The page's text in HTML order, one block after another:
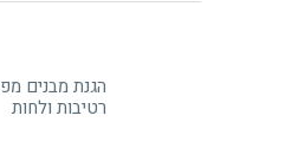
הגנת מבנים
רטיבות ולחות